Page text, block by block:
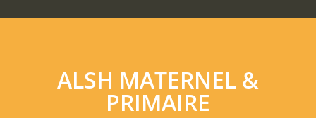
ALSH MATERNEL &
PRIMAIRE